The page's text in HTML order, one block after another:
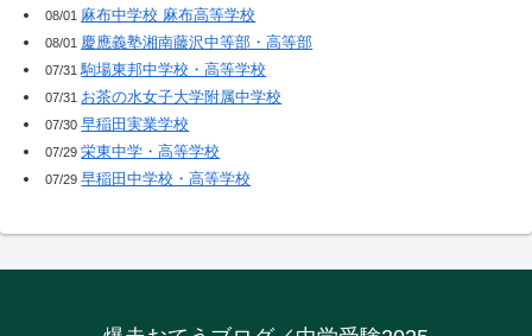
08/01 麻布中学校 麻布高等学校
08/01 慶應義塾湘南藤沢中等部・高等部
07/31駒場東邦中学校・高等学校
07/31 お茶の水女子大学附属中学校
07/30早稲田実業学校
07/29栄東中学・高等学校
07/29早稲田中学校・高等学校